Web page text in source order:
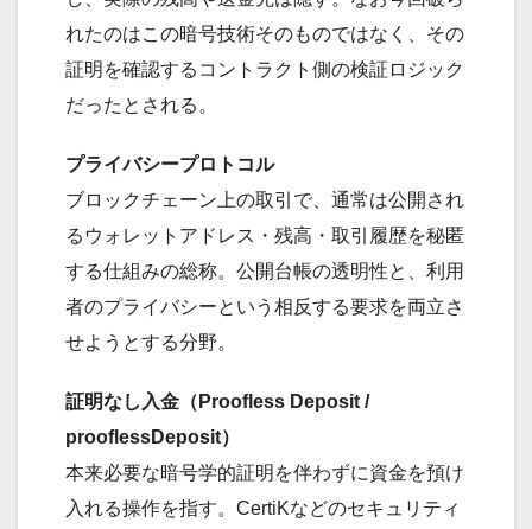
れたのはこの暗号技術そのものではなく、その
証明を確認するコントラクト側の検証ロジック
だったとされる。
プライバシープロトコル
ブロックチェーン上の取引で、通常は公開され
るウォレットアドレス・残高・取引履歴を秘匿
する仕組みの総称。公開台帳の透明性と、利用
者のプライバシーという相反する要求を両立さ
せようとする分野。
証明なし入金（Proofless Deposit /
prooflessDeposit）
本来必要な暗号学的証明を伴わずに資金を預け
入れる操作を指す。CertiKなどのセキュリティ